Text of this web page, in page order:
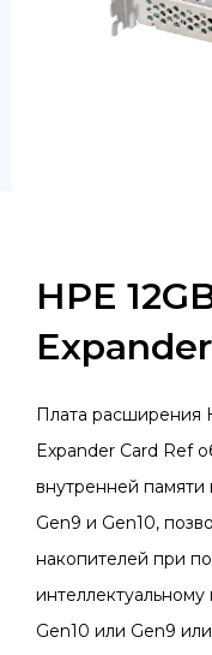
SAS диски
HPE
Плата расширения
Expander Card Ref
внутренней
Gen9 и Gen10,
накопителей при
Gen10 или Gen9